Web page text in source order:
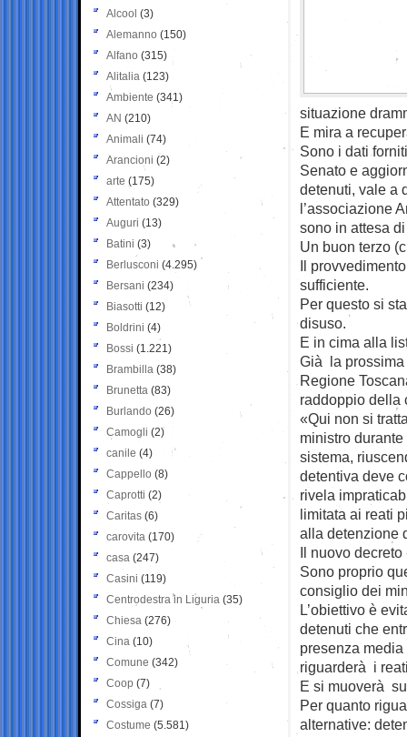
situazione
E mira a
Sono i dati
Senato e
detenuti, vale a
l’associazione
sono in attesa
Un buon terzo
Il
sufficiente.
Per questo si
disuso.
E in cima alla
Già la prossima
Regione
raddoppio della
«Qui non si
ministro
sistema,
detentiva deve
rivela
limitata ai reati
alla detenzione
Il nuovo
Sono proprio
consiglio dei
L’obiettivo è
detenuti che
presenza
riguarderà i
E si muoverà
Per quanto
alternative:
Alcool (3)
Alemanno (150)
Alfano (315)
Alitalia (123)
Ambiente (341)
AN (210)
Animali (74)
Arancioni (2)
arte (175)
Attentato (329)
Auguri (13)
Batini (3)
Berlusconi (4.295)
Bersani (234)
Biasotti (12)
Boldrini (4)
Bossi (1.221)
Brambilla (38)
Brunetta (83)
Burlando (26)
Camogli (2)
canile (4)
Cappello (8)
Caprotti (2)
Caritas (6)
carovita (170)
casa (247)
Casini (119)
Centrodestra in Liguria (35)
Chiesa (276)
Cina (10)
Comune (342)
Coop (7)
Cossiga (7)
Costume (5.581)